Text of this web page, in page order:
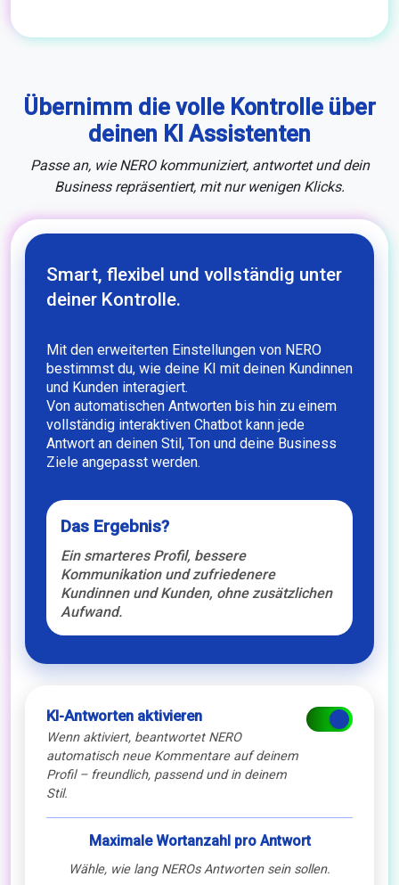
Übernimm die volle Kontrolle über
deinen KI Assistenten
Passe an, wie NERO kommuniziert, antwortet und dein
Business repräsentiert, mit nur wenigen Klicks.
Smart, flexibel und vollständig unter
deiner Kontrolle.
Mit den erweiterten Einstellungen von NERO
bestimmst du, wie deine KI mit deinen Kundinnen
und Kunden interagiert.
Von automatischen Antworten bis hin zu einem
vollständig interaktiven Chatbot kann jede
Antwort an deinen Stil, Ton und deine Business
Ziele angepasst werden.
Das Ergebnis?
Ein smarteres Profil, bessere
Kommunikation und zufriedenere
Kundinnen und Kunden, ohne zusätzlichen
Aufwand.
KI-Antworten aktivieren
Wenn aktiviert, beantwortet NERO
automatisch neue Kommentare auf deinem
Profil – freundlich, passend und in deinem
Stil.
Maximale Wortanzahl pro Antwort
Wähle, wie lang NEROs Antworten sein sollen.